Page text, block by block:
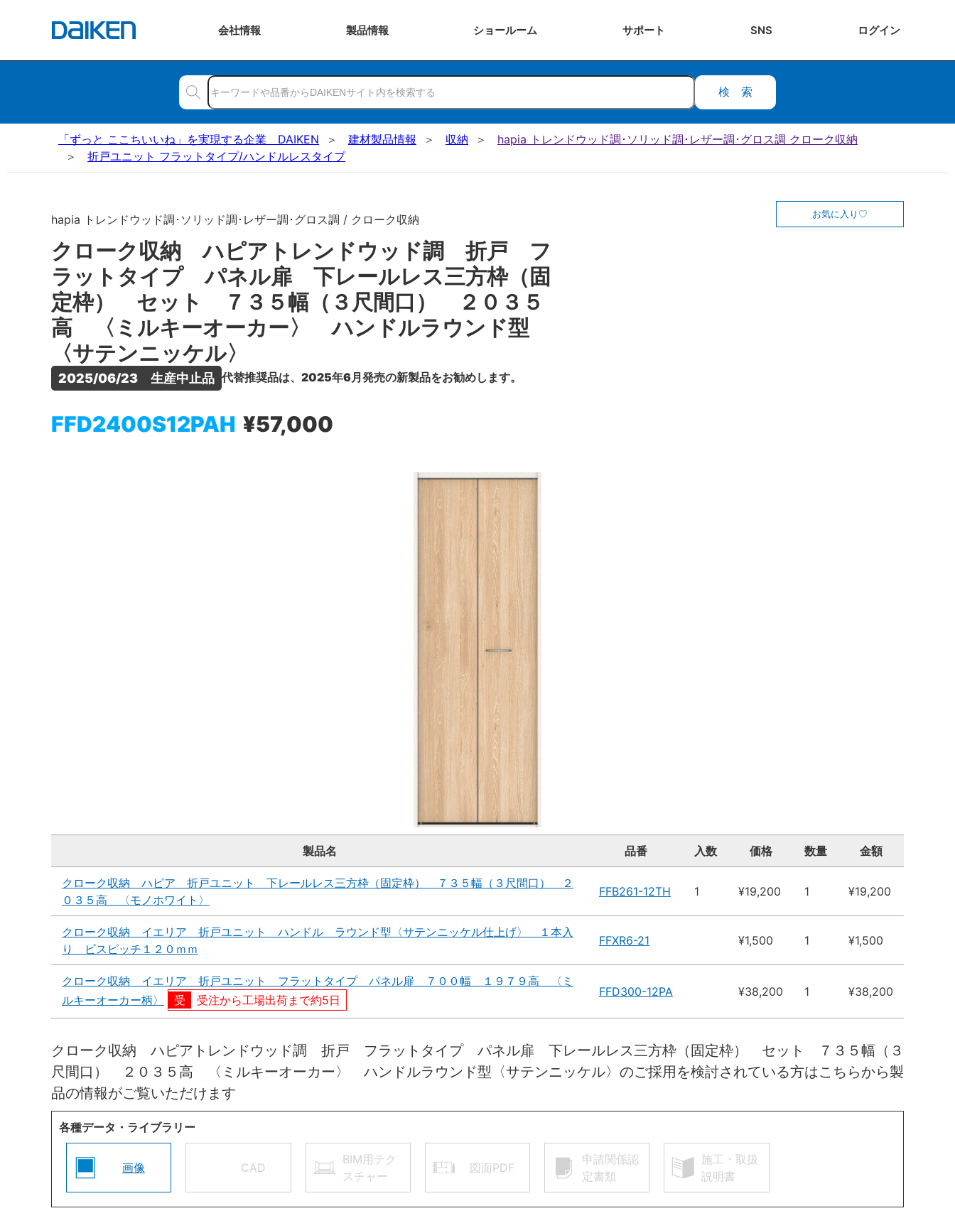
会社情報 製品情報 ショールーム サポート SNS ログイン
検索
「ずっと ここちいいね」を実現する企業 DAIKEN 建材製品情報 収納
hapia トレンドウッド調･ソリッド調･レザー調･グロス調 クローク収納
折戸ユニット フラットタイプ/ハンドルレスタイプ
hapia トレンドウッド調･ソリッド調･レザー調･グロス調 / クローク収納
クローク収納 ハピアトレンドウッド調 折戸 フ
ラットタイプ パネル扉 下レールレス三方枠（固
定枠） セット ７３５幅（３尺間口） ２０３５
高 〈ミルキーオーカー〉 ハンドルラウンド型
〈サテンニッケル〉
2025/06/23　生産中止品 代替推奨品は、2025年6月発売の新製品をお勧めします。
FFD2400S12PAH ¥57,000
お気に入り
製品名 品番 入数 価格 数量 金額
クローク収納 ハピア 折戸ユニット 下レールレス三方枠（固定枠） ７３５幅（３尺間口） ２
０３５高 〈モノホワイト〉
FFB261-12TH 1 ¥19,200 1 ¥19,200
クローク収納 イエリア 折戸ユニット ハンドル ラウンド型〈サテンニッケル仕上げ〉 １本入
り ビスピッチ１２０ｍｍ
FFXR6-21 ¥1,500 1 ¥1,500
クローク収納 イエリア 折戸ユニット フラットタイプ パネル扉 ７００幅 １９７９高 〈ミ
ルキーオーカー柄〉
受注から工場出荷まで約5日
FFD300-12PA ¥38,200 1 ¥38,200
クローク収納 ハピアトレンドウッド調 折戸 フラットタイプ パネル扉 下レールレス三方枠（固定枠） セット ７３５幅（３
尺間口） ２０３５高 〈ミルキーオーカー〉 ハンドルラウンド型〈サテンニッケル〉のご採用を検討されている方はこちらから製
品の情報がご覧いただけます
各種データ・ライブラリー
画像 CAD
BIM用テク
スチャー
図面PDF
申請関係認
定書類
施工・取扱
説明書